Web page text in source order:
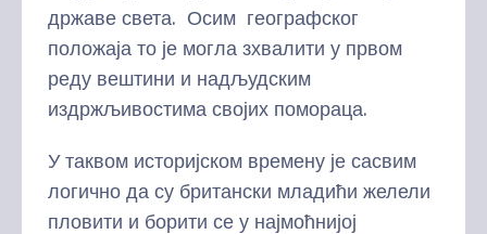
државе света. Осим географског
положаја то је могла зхвалити у првом
реду вештини и надљудским
издржљивостима својих помораца.
У таквом историјском времену је сасвим
логично да су британски младићи желели
пловити и борити се у најмоћнијој